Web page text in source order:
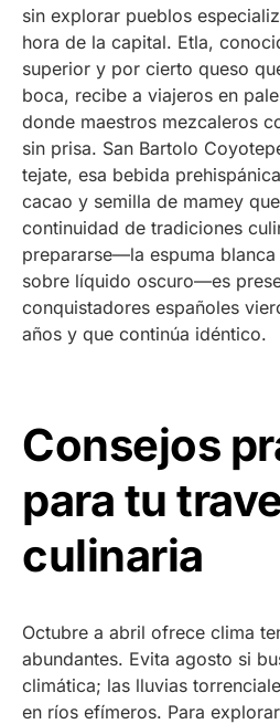
sin explorar pueblos
hora de la capital. Etla,
superior y por cierto queso
boca, recibe a viajeros en
donde maestros mezcaleros
sin prisa. San Bartolo
tejate, esa bebida
cacao y semilla de mamey
continuidad de tradiciones
prepararse—la espuma
sobre líquido oscuro—es
conquistadores españoles
años y que continúa idéntico.
Consejos
para tu
culinaria
Octubre a abril ofrece clima
abundantes. Evita agosto si
climática; las lluvias
en ríos efímeros. Para